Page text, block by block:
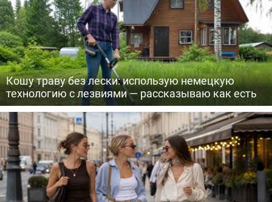
Кошу траву без лески: использую немецкую
технологию с лезвиями — рассказываю как есть